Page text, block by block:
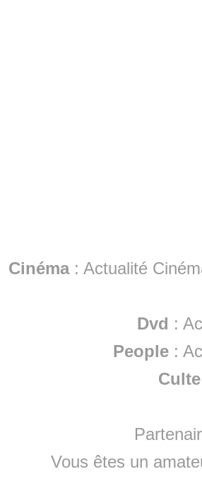
Cinéma: Actualité
Dvd :
People :
Culte
Vous êtes un